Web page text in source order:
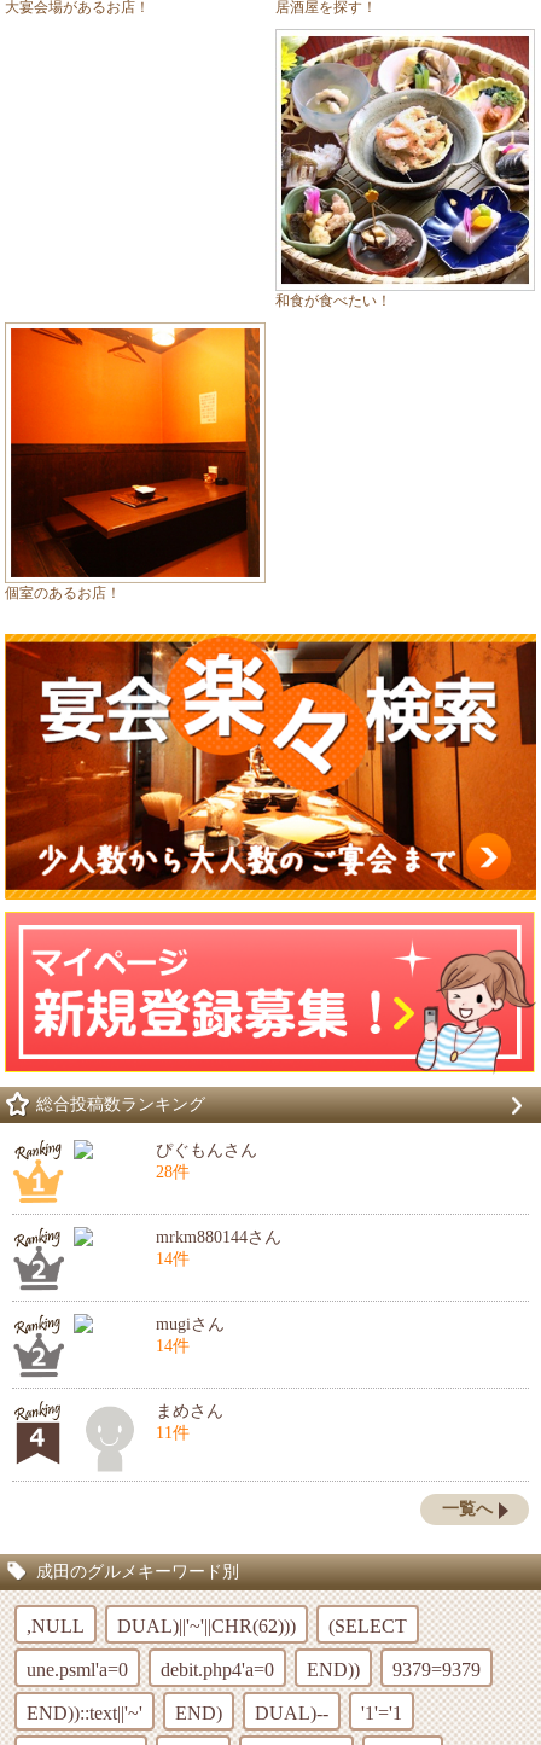
大宴会場があるお店！ 居酒屋を探す！
和食が食べたい！
個室のあるお店！
総合投稿数ランキング
ぴぐもんさん
28件
mrkm880144さん
14件
mugiさん
14件
まめさん
11件
一覧へ
成田のグルメキーワード別
,NULL DUAL)||'~'||CHR(62))) (SELECT
une.psml'a=0 debit.php4'a=0 END)) 9379=9379
END))::text||'~' END) DUAL)-- '1'='1